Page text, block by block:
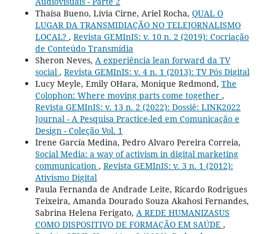
Thaísa Bueno, Lívia Cirne, Ariel Rocha, QUAL O
LUGAR DA TRANSMIDIAÇÃO NO TELEJORNALISMO
LOCAL? , Revista GEMInIS: v. 10 n. 2 (2019): Cocriação
de Conteúdo Transmídia
Sheron Neves, A experiência lean forward da TV
social , Revista GEMInIS: v. 4 n. 1 (2013): TV Pós Digital
Lucy Meyle, Emily OHara, Monique Redmond, The
Colophon: Where moving parts come together ,
Revista GEMInIS: v. 13 n. 2 (2022): Dossiê: LINK2022
Journal - A Pesquisa Practice-led em Comunicação e
Design - Coleção Vol. 1
Irene García Medina, Pedro Alvaro Pereira Correia,
Social Media: a way of activism in digital marketing
communication , Revista GEMInIS: v. 3 n. 1 (2012):
Ativismo Digital
Paula Fernanda de Andrade Leite, Ricardo Rodrigues
Teixeira, Amanda Dourado Souza Akahosi Fernandes,
Sabrina Helena Ferigato, A REDE HUMANIZASUS
COMO DISPOSITIVO DE FORMAÇÃO EM SAÚDE ,